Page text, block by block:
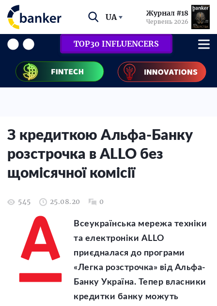
UA Журнал #18
Червень 2026
TOP30 INFLUENCERS
З кредиткою Альфа-Банку
розстрочка в ALLO без
щомісячної комісії
545 25.08.20 0
Всеукраїнська мережа техніки
та електроніки ALLO
приєдналася до програми
«Легка розстрочка» від Альфа-
Банку Україна. Тепер власники
кредитки банку можуть